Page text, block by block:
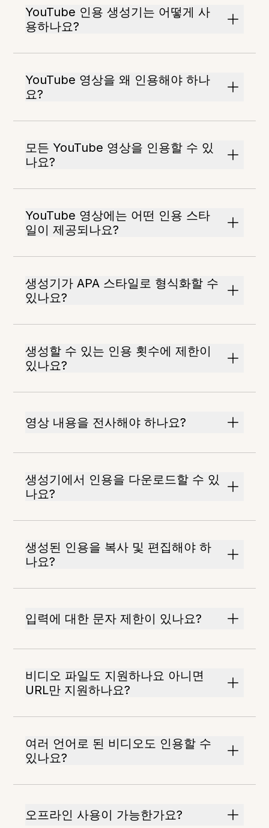
YouTube 인용 생성기는 어떻게 사
용하나요?
YouTube 영상을 왜 인용해야 하나
요?
모든 YouTube 영상을 인용할 수 있
나요?
YouTube 영상에는 어떤 인용 스타
일이 제공되나요?
생성기가 APA 스타일로 형식화할 수
있나요?
생성할 수 있는 인용 횟수에 제한이
있나요?
영상 내용을 전사해야 하나요?
생성기에서 인용을 다운로드할 수 있
나요?
생성된 인용을 복사 및 편집해야 하
나요?
입력에 대한 문자 제한이 있나요?
비디오 파일도 지원하나요 아니면
URL만 지원하나요?
여러 언어로 된 비디오도 인용할 수
있나요?
오프라인 사용이 가능한가요?